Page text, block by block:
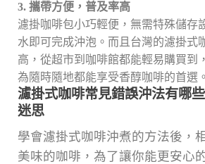
3. 攜帶方便，普及率高
濾掛咖啡包小巧輕便，無需特殊儲存
水即可完成沖泡。而且台灣的濾掛式
高，從超市到咖啡館都能輕易購買到
為隨時隨地都能享受香醇咖啡的首選。
濾掛式咖啡常見錯誤沖法有哪
迷思
學會濾掛式咖啡沖煮的方法後，
美味的咖啡，為了讓你能更安心